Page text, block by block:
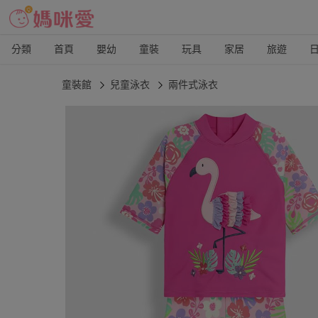
分類 首頁 嬰幼 童裝 玩具 家居 旅遊
童裝館 兒童泳衣 兩件式泳衣